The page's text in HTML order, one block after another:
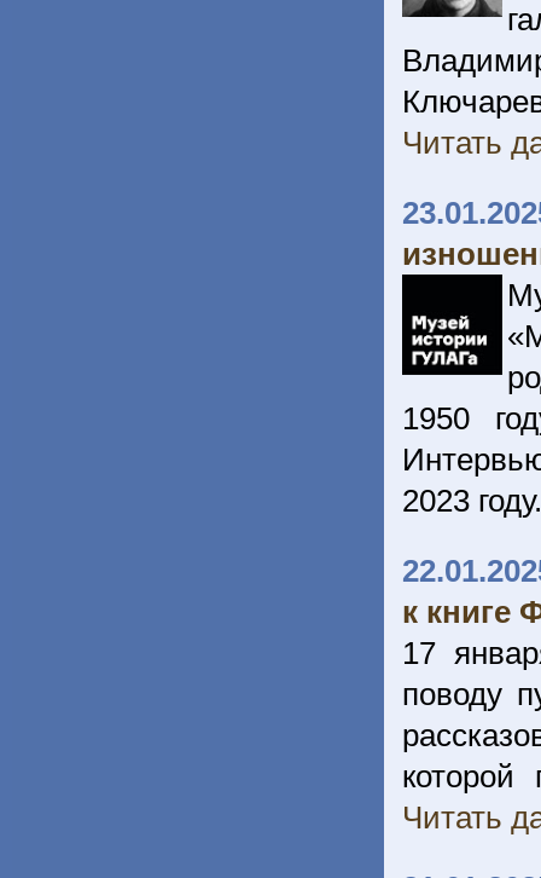
Читать
1950
2023
к книге
17
поводу
Читать